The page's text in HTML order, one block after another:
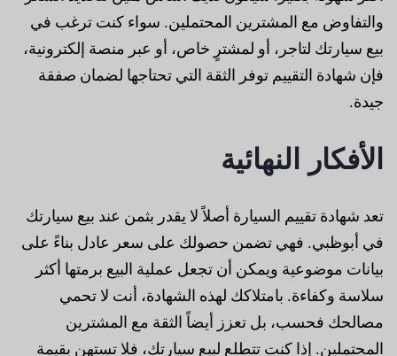
والتفاوض مع المشترين المحتملين. سواء كنت ترغب في
بيع سيارتك لتاجر، أو لمشترٍ خاص، أو عبر منصة إلكترونية،
فإن شهادة التقييم توفر الثقة التي تحتاجها لضمان صفقة
جيدة.
الأفكار النهائية
تعد شهادة تقييم السيارة أصلاً لا يقدر بثمن عند بيع سيارتك
في أبوظبي. فهي تضمن حصولك على سعر عادل بناءً على
بيانات موضوعية ويمكن أن تجعل عملية البيع برمتها أكثر
سلاسة وكفاءة. بامتلاكك لهذه الشهادة، أنت لا تحمي
مصالحك فحسب، بل تعزز أيضاً الثقة مع المشترين
المحتملين. إذا كنت تتطلع لبيع سيارتك، فلا تستهن بقيمة